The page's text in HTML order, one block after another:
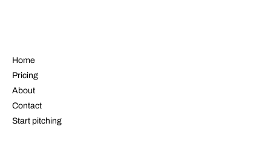
Home
Pricing
About
Contact
Start pitching